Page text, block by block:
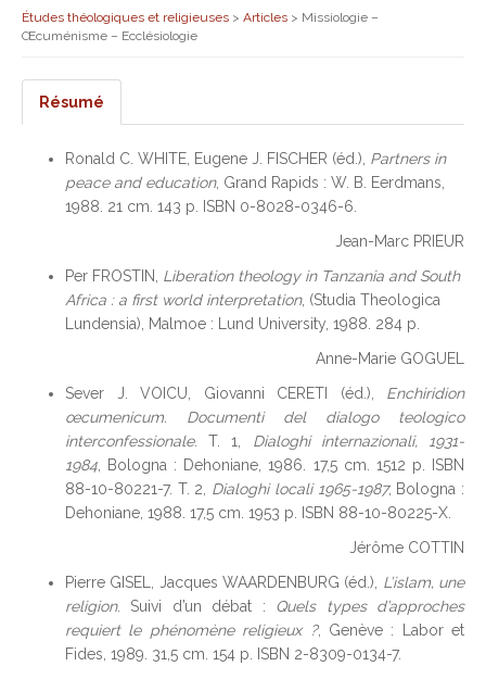
Études théologiques et religieuses > Articles > Missiologie –
Œcuménisme – Ecclésiologie
Résumé
Ronald C. WHITE, Eugene J. FISCHER (éd.), Partners in
peace and education, Grand Rapids : W. B. Eerdmans,
1988. 21 cm. 143 p. ISBN 0-8028-0346-6.
Jean-Marc PRIEUR
Per FROSTIN, Liberation theology in Tanzania and South
Africa : a first world interpretation, (Studia Theologica
Lundensia), Malmoe : Lund University, 1988. 284 p.
Anne-Marie GOGUEL
Sever J. VOICU, Giovanni CERETI (éd.), Enchiridion
œcumenicum. Documenti del dialogo teologico
interconfessionale. T. 1, Dialoghi internazionali, 1931-
1984 , Bologna : Dehoniane, 1986. 17,5 cm. 1512 p. ISBN
88-10-80221-7. T. 2, Dialoghi locali 1965-1987, Bologna :
Dehoniane, 1988. 17,5 cm. 1953 p. ISBN 88-10-80225-X.
Jérôme COTTIN
Pierre GISEL, Jacques WAARDENBURG (éd.), L’islam, une
religion. Suivi d’un débat : Quels types d’approches
requiert le phénomène religieux ?, Genève : Labor et
Fides, 1989. 31,5 cm. 154 p. ISBN 2-8309-0134-7.